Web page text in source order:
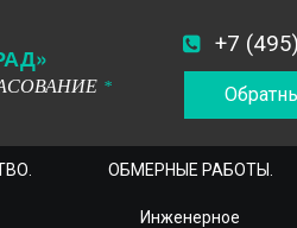
*
+7 (495)
ОБМЕРНЫЕ РАБОТЫ.
Инженерное